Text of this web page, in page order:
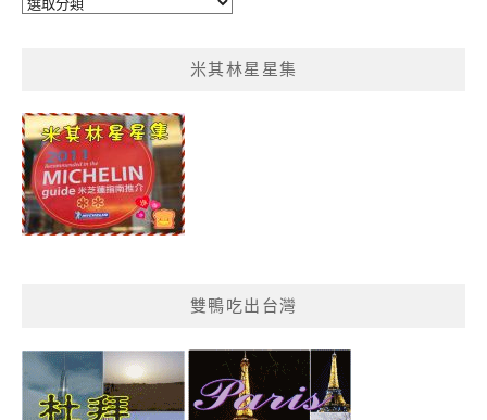
類
米其林星星集
雙鴨吃出台灣